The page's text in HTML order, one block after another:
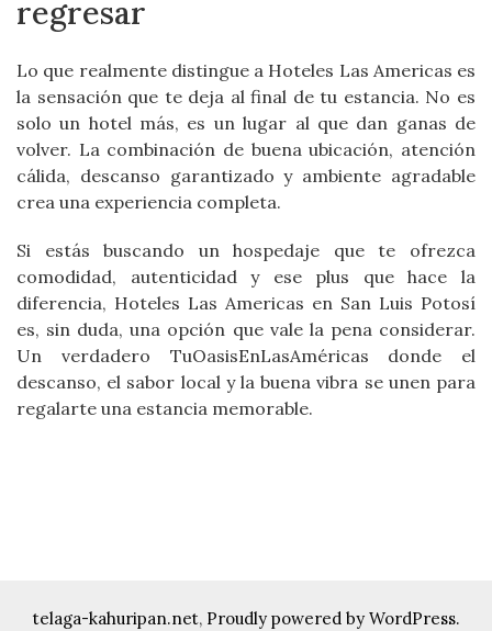
regresar
Lo que realmente distingue a Hoteles Las Americas es
la sensación que te deja al final de tu estancia. No es
solo un hotel más, es un lugar al que dan ganas de
volver. La combinación de buena ubicación, atención
cálida, descanso garantizado y ambiente agradable
crea una experiencia completa.
Si estás buscando un hospedaje que te ofrezca
comodidad, autenticidad y ese plus que hace la
diferencia, Hoteles Las Americas en San Luis Potosí
es, sin duda, una opción que vale la pena considerar.
Un verdadero TuOasisEnLasAméricas donde el
descanso, el sabor local y la buena vibra se unen para
regalarte una estancia memorable.
telaga-kahuripan.net, Proudly powered by WordPress.